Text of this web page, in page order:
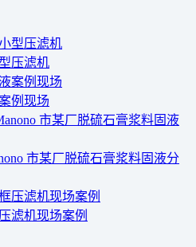
压滤机
例现场
市某厂脱硫石膏浆料固液分
滤机现场案例